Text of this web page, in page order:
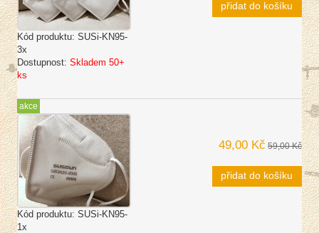
Kód produktu: SUSi-KN95-
3x
Dostupnost: Skladem 50+
ks
přidat do košíku
Kód produktu: SUSi-KN95-
1x
49,00 Kč 59,00 Kč
přidat do košíku
akce